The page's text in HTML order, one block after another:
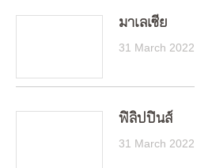
มาเลเซีย
31 March 2022
ฟิลิปปินส์
31 March 2022